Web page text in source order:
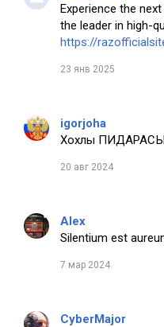
Experience the
the leader in high-
https://
23 янв 2025
igorjoha
Хохлы ПИДАРАСЫ
20 авг 2024
Alex
Silentium est
7 мар 2024
CyberMajor